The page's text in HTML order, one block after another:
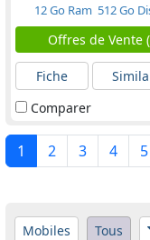
12 Go Ram 512 Go
Offres de Vente
Fiche
Comparer
1 2 3 4 5
Mobiles Tous